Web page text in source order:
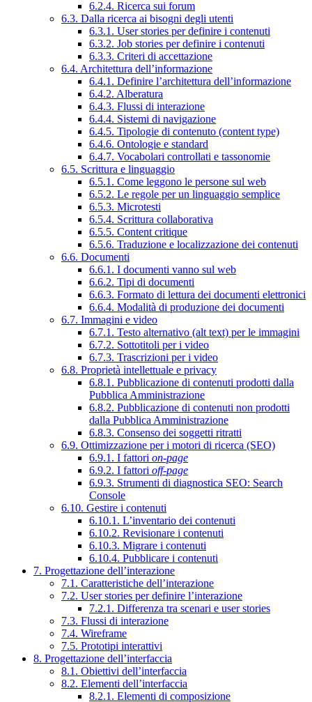
6.2.4. Ricerca sui forum
6.3. Dalla ricerca ai bisogni degli utenti
6.3.1. User stories per definire i contenuti
6.3.2. Job stories per definire i contenuti
6.3.3. Criteri di accettazione
6.4. Architettura dell’informazione
6.4.1. Definire l’architettura dell’informazione
6.4.2. Alberatura
6.4.3. Flussi di interazione
6.4.4. Sistemi di navigazione
6.4.5. Tipologie di contenuto (content type)
6.4.6. Ontologie e standard
6.4.7. Vocabolari controllati e tassonomie
6.5. Scrittura e linguaggio
6.5.1. Come leggono le persone sul web
6.5.2. Le regole per un linguaggio semplice
6.5.3. Microtesti
6.5.4. Scrittura collaborativa
6.5.5. Content critique
6.5.6. Traduzione e localizzazione dei contenuti
6.6. Documenti
6.6.1. I documenti vanno sul web
6.6.2. Tipi di documenti
6.6.3. Formato di lettura dei documenti elettronici
6.6.4. Modalità di produzione dei documenti
6.7. Immagini e video
6.7.1. Testo alternativo (alt text) per le immagini
6.7.2. Sottotitoli per i video
6.7.3. Trascrizioni per i video
6.8. Proprietà intellettuale e privacy
6.8.1. Pubblicazione di contenuti prodotti dalla
Pubblica Amministrazione
6.8.2. Pubblicazione di contenuti non prodotti
dalla Pubblica Amministrazione
6.8.3. Consenso dei soggetti ritratti
6.9. Ottimizzazione per i motori di ricerca (SEO)
6.9.1. I fattori on-page
6.9.2. I fattori off-page
6.9.3. Strumenti di diagnostica SEO: Search
Console
6.10. Gestire i contenuti
6.10.1. L’inventario dei contenuti
6.10.2. Revisionare i contenuti
6.10.3. Migrare i contenuti
6.10.4. Pubblicare i contenuti
7. Progettazione dell’interazione
7.1. Caratteristiche dell’interazione
7.2. User stories per definire l’interazione
7.2.1. Differenza tra scenari e user stories
7.3. Flussi di interazione
7.4. Wireframe
7.5. Prototipi interattivi
8. Progettazione dell’interfaccia
8.1. Obiettivi dell’interfaccia
8.2. Elementi dell’interfaccia
8.2.1. Elementi di composizione